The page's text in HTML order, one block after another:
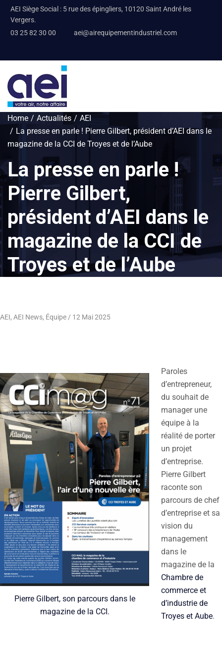
AEI Siège Social : 5 rue des épingliers, 10120 Saint André les
Vergers.
03 25 82 30 00
aei@airequipementindustriel.com
Home Actualités
AEI
La presse en parle ! Pierre Gilbert, président d’AEI dans le
magazine de la CCI de Troyes et de l’Aube
La presse en parle !
Pierre Gilbert,
président d’AEI dans le
magazine de la CCI de
Troyes et de l’Aube
AEI, AEI News, Équipe 12 Mai 2025
Pierre Gilbert, son parcours dans le
magazine de la CCI.
Paroles
d’entrepreneur,
du souhait de
manager une
équipe à la
réalité de porter
un projet
d’entreprise.
Pierre Gilbert
raconte son
parcours de chef
d’entreprise et sa
vision du
management
dans le
magazine de la
Chambre de
commerce et
d’industrie de
Troyes et Aube.